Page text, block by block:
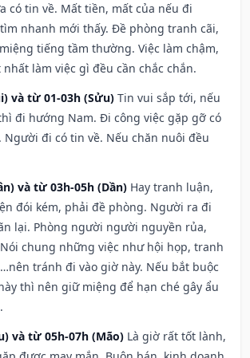
có tin về. Mất tiền, mất của nếu đi
nhanh mới thấy. Đề phòng tranh cãi,
tiếng tầm thường. Việc làm chậm,
làm việc gì đều cần chắc chắn.
và từ 01-03h (Sửu) Tin vui sắp tới, nếu
đi hướng Nam. Đi công việc gặp gỡ có
Người đi có tin về. Nếu chăn nuôi đều
và từ 03h-05h (Dần) Hay tranh luận,
đói kém, phải đề phòng. Người ra đi
lại. Phòng người người nguyền rủa,
chung những việc như hội họp, tranh
tránh đi vào giờ này. Nếu bắt buộc
thì nên giữ miệng để hạn ché gây ẩu
và từ 05h-07h (Mão) Là giờ rất tốt lành,